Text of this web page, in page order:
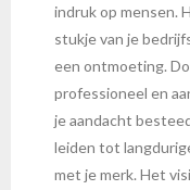
indruk op mensen.
stukje van je
een ontmoeting.
professioneel en
je aandacht
leiden tot
met je merk. Het